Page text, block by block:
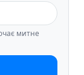
митне